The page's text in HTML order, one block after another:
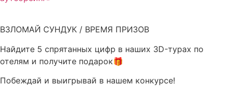
ВЗЛОМАЙ СУНДУК / ВРЕМЯ ПРИЗОВ
Найдите 5 спрятанных цифр в наших 3D-турах по
отелям и получите подарок🎁
Побеждай и выигрывай в нашем конкурсе!